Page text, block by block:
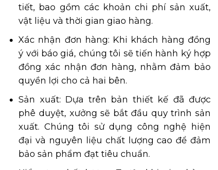
tiết, bao gồm các khoản chi phí sản xuất,
vật liệu và thời gian giao hàng.
Xác nhận đơn hàng: Khi khách hàng đồng
ý với báo giá, chúng tôi sẽ tiến hành ký hợp
đồng xác nhận đơn hàng, nhằm đảm bảo
quyền lợi cho cả hai bên.
Sản xuất: Dựa trên bản thiết kế đã được
phê duyệt, xưởng sẽ bắt đầu quy trình sản
xuất. Chúng tôi sử dụng công nghệ hiện
đại và nguyên liệu chất lượng cao để đảm
bảo sản phẩm đạt tiêu chuẩn.